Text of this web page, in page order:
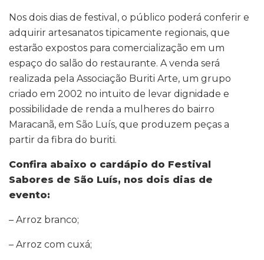
Nos dois dias de festival, o público poderá conferir e
adquirir artesanatos tipicamente regionais, que
estarão expostos para comercialização em um
espaço do salão do restaurante. A venda será
realizada pela Associação Buriti Arte, um grupo
criado em 2002 no intuito de levar dignidade e
possibilidade de renda a mulheres do bairro
Maracanã, em São Luís, que produzem peças a
partir da fibra do buriti.
Confira abaixo o cardápio do Festival
Sabores de São Luís, nos dois dias de
evento:
– Arroz branco;
– Arroz com cuxá;